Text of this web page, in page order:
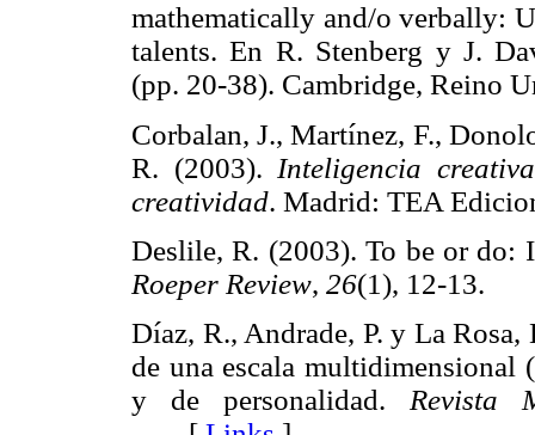
mathematically and/o verbally:
talents. En R. Stenberg y J.
(pp. 20-38). Cambridge,
Corbalan, J., Martínez, F.,
R. (2003). Inteligencia creativa
creatividad. Madrid: TEA
Deslile, R. (2003). To be or do:
Roeper Review, 26(1), 12-
Díaz, R., Andrade, P. y La
de una escala multidimensional
y de personalidad. Revista